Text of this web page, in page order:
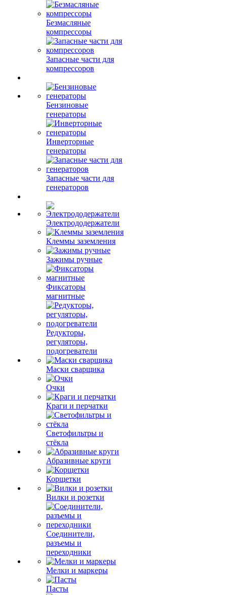
Безмасляные
компрессоры
Запасные части для
компрессоров
Бензиновые
генераторы
Инверторные
генераторы
Запасные части для
генераторов
Электрододержатели
Клеммы заземления
Зажимы ручные
Фиксаторы
магнитные
Редукторы,
регуляторы,
подогреватели
Маски сварщика
Очки
Краги и перчатки
Светофильтры и
стёкла
Абразивные круги
Корщетки
Вилки и розетки
Соединители,
разъемы и
переходники
Мелки и маркеры
Пасты